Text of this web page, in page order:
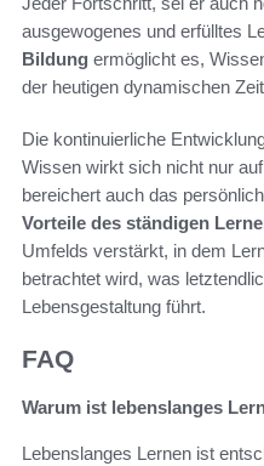
ausgewogenes und erfülltes
Bildung ermöglicht es,
der heutigen dynamischen
Die kontinuierliche
Wissen wirkt sich nicht nur
bereichert auch das
Vorteile des ständigen
Umfelds verstärkt, in dem
betrachtet wird, was
Lebensgestaltung führt.
FAQ
Warum ist lebenslanges
Lebenslanges Lernen ist